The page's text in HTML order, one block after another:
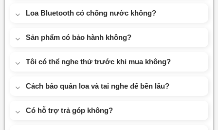
Loa Bluetooth có chống nước không?
Sản phẩm có bảo hành không?
Tôi có thể nghe thử trước khi mua không?
Cách bảo quản loa và tai nghe để bền lâu?
Có hỗ trợ trả góp không?